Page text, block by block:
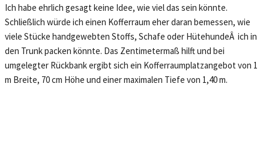
Ich habe ehrlich gesagt keine Idee, wie viel das sein könnte.
Schließlich würde ich einen Kofferraum eher daran bemessen, wie
viele Stücke handgewebten Stoffs, Schafe oder HütehundeÂ ich in
den Trunk packen könnte. Das Zentimetermaß hilft und bei
umgelegter Rückbank ergibt sich ein Kofferraumplatzangebot von 1
m Breite, 70 cm Höhe und einer maximalen Tiefe von 1,40 m.